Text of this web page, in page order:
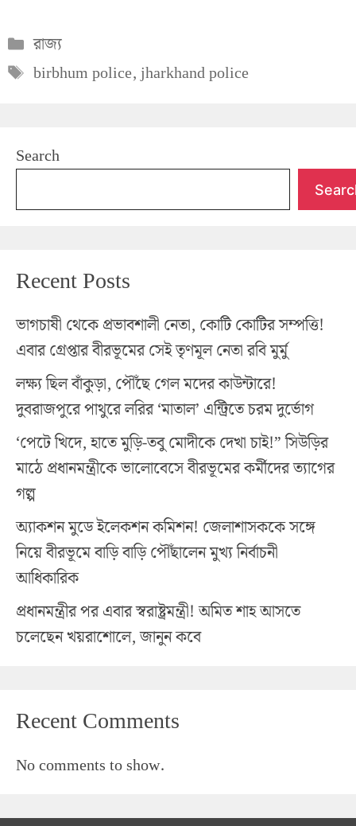
Categories
রাজ্য
Tags
birbhum police,jharkhand police
Search
Recent Posts
ভাগচাষী থেকে প্রভাবশালী নেতা, কোটি কোটির সম্পত্তি!
এবার গ্রেপ্তার বীরভূমের সেই তৃণমূল নেতা রবি মুর্মু
লক্ষ্য ছিল বাঁকুড়া, পৌঁছে গেল মদের কাউন্টারে!
দুবরাজপুরে পাথুরে লরির ‘মাতাল’ এন্ট্রিতে চরম দুর্ভোগ
‘পেটে খিদে, হাতে মুড়ি-তবু মোদীকে দেখা চাই!” সিউড়ির
মাঠে প্রধানমন্ত্রীকে ভালোবেসে বীরভূমের কর্মীদের ত্যাগের
গল্প
অ্যাকশন মুডে ইলেকশন কমিশন! জেলাশাসককে সঙ্গে
নিয়ে বীরভূমে বাড়ি বাড়ি পৌঁছালেন মুখ্য নির্বাচনী
আধিকারিক
প্রধানমন্ত্রীর পর এবার স্বরাষ্ট্রমন্ত্রী! অমিত শাহ আসতে
চলেছেন খয়রাশোলে, জানুন কবে
Recent Comments
No comments to show.